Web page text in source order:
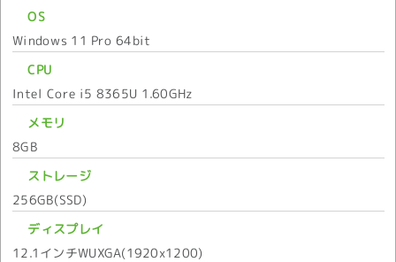
OS
Windows 11 Pro 64bit
CPU
Intel Core i5 8365U 1.60GHz
メモリ
8GB
ストレージ
256GB(SSD)
ディスプレイ
12.1インチWUXGA(1920x1200)